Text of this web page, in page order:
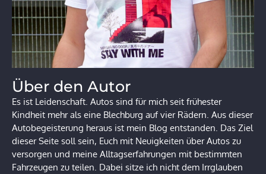
Über den Autor
Es ist Leidenschaft. Autos sind für mich seit frühester
Kindheit mehr als eine Blechburg auf vier Rädern. Aus dieser
Autobegeisterung heraus ist mein Blog entstanden. Das Ziel
dieser Seite soll sein, Euch mit Neuigkeiten über Autos zu
versorgen und meine Alltagserfahrungen mit bestimmten
Fahrzeugen zu teilen. Dabei sitze ich nicht dem Irrglauben